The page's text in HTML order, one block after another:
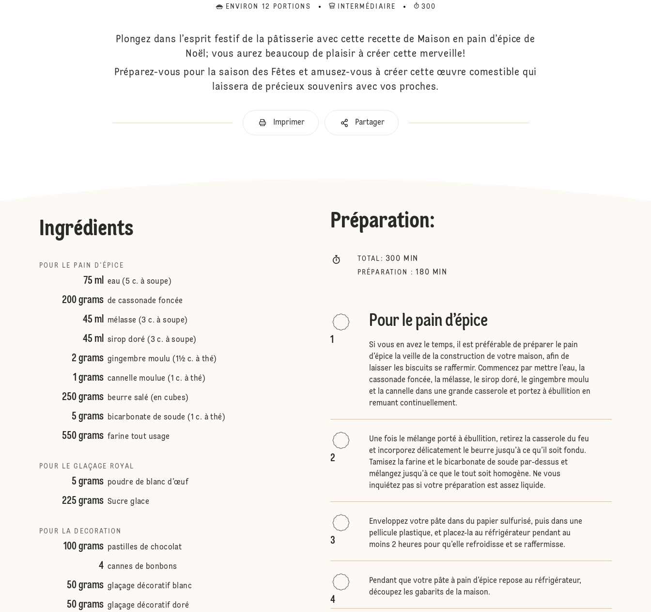
ENVIRON 12 PORTIONS INTERMÉDIAIRE 300
Plongez dans l’esprit festif de la pâtisserie avec cette recette de Maison en pain d’épice de
Noël; vous aurez beaucoup de plaisir à créer cette merveille!
Préparez-vous pour la saison des Fêtes et amusez-vous à créer cette œuvre comestible qui
laissera de précieux souvenirs avec vos proches.
Imprimer Partager
Ingrédients
POUR LE PAIN D’ÉPICE
75 ml eau (5 c. à soupe)
200 grams de cassonade foncée
45 ml mélasse (3 c. à soupe)
45 ml sirop doré (3 c. à soupe)
2 grams gingembre moulu (1½ c. à thé)
1 grams cannelle moulue (1 c. à thé)
250 grams beurre salé (en cubes)
5 grams bicarbonate de soude (1 c. à thé)
550 grams farine tout usage
POUR LE GLAÇAGE ROYAL
5 grams poudre de blanc d’œuf
225 grams Sucre glace
POUR LA DECORATION
100 grams pastilles de chocolat
4 cannes de bonbons
50 grams glaçage décoratif blanc
50 grams glaçage décoratif doré
Préparation:
TOTAL : 300 MIN
PRÉPARATION : 180 MIN
1
Pour le pain d’épice
Si vous en avez le temps, il est préférable de préparer le pain
d’épice la veille de la construction de votre maison, afin de
laisser les biscuits se raffermir. Commencez par mettre l’eau, la
cassonade foncée, la mélasse, le sirop doré, le gingembre moulu
et la cannelle dans une grande casserole et portez à ébullition en
remuant continuellement.
2
Une fois le mélange porté à ébullition, retirez la casserole du feu
et incorporez délicatement le beurre jusqu’à ce qu’il soit fondu.
Tamisez la farine et le bicarbonate de soude par-dessus et
mélangez jusqu’à ce que le tout soit homogène. Ne vous
inquiétez pas si votre préparation est assez liquide.
3
Enveloppez votre pâte dans du papier sulfurisé, puis dans une
pellicule plastique, et placez-la au réfrigérateur pendant au
moins 2 heures pour qu’elle refroidisse et se raffermisse.
4
Pendant que votre pâte à pain d’épice repose au réfrigérateur,
découpez les gabarits de la maison.